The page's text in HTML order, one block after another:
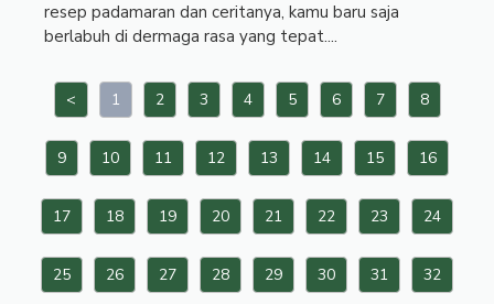
resep padamaran dan ceritanya, kamu baru saja
berlabuh di dermaga rasa yang tepat....
< 1 2 3 4 5 6 7 8
9 10 11 12 13 14 15 16
17 18 19 20 21 22 23 24
25 26 27 28 29 30 31 32